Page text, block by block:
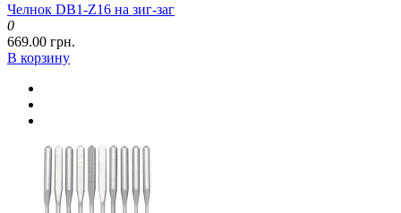
Челнок DB1-Z16 на зиг-заг
0
669.00 грн.
В корзину